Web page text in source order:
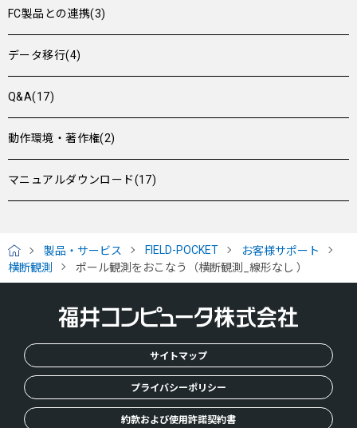
FC製品との連携(3)
データ移行(4)
Q&A(17)
動作環境・著作権(2)
マニュアルダウンロード(17)
H
O
製品・サービス FIELD-POCKET
お客様サポート
横断観測
ポール観測をおこなう（横断観測_線形なし ）
サイトマップ
プライバシーポリシー
約款および使用許諾契約書